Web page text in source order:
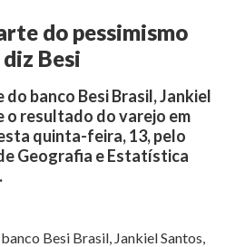
do pessimismo
Besi
banco Besi Brasil, Jankiel
o resultado do varejo em
quinta-feira, 13, pelo
Geografia e Estatística
Besi Brasil, Jankiel Santos,